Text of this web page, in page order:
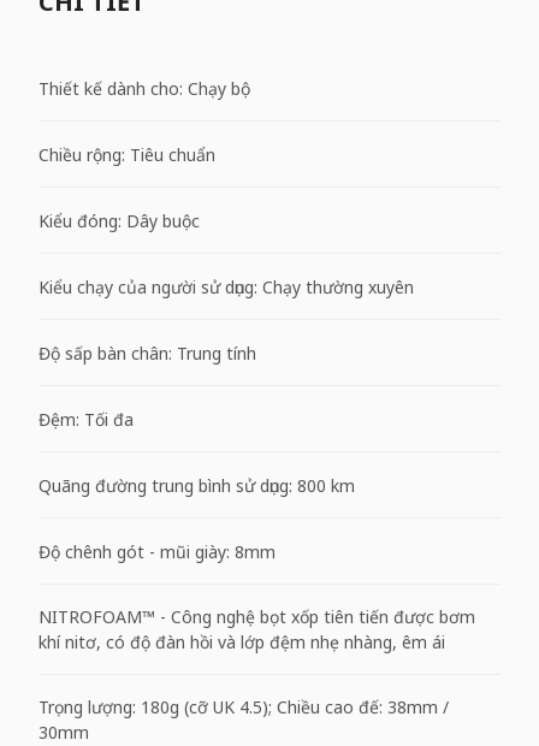
Thiết kế dành cho: Chạy bộ
Chiều rộng: Tiêu chuẩn
Kiểu đóng: Dây buộc
Kiểu chạy của người sử dụng: Chạy thường xuyên
Độ sấp bàn chân: Trung tính
Đệm: Tối đa
Quãng đường trung bình sử dụng: 800 km
Độ chênh gót - mũi giày: 8mm
NITROFOAM™ - Công nghệ bọt xốp tiên tiến được bơm
khí nitơ, có độ đàn hồi và lớp đệm nhẹ nhàng, êm ái
Trọng lượng: 180g (cỡ UK 4.5); Chiều cao đế: 38mm /
30mm